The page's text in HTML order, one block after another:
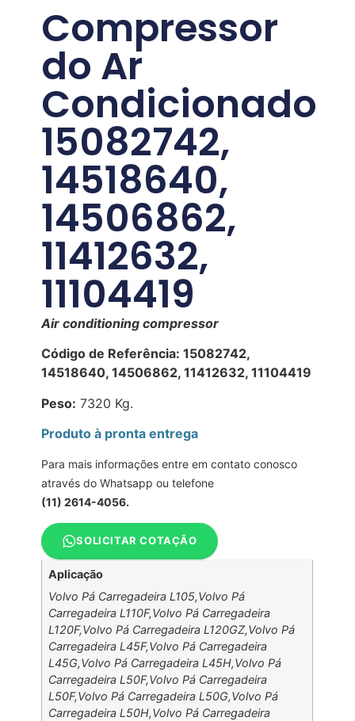
Compressor
do Ar
Condicionado
15082742,
14518640,
14506862,
11412632,
11104419
Air conditioning compressor
Código de Referência: 15082742,
14518640, 14506862, 11412632, 11104419
Peso: 7320 Kg.
Produto à pronta entrega
Para mais informações entre em contato conosco
através do Whatsapp ou telefone
(11) 2614-4056.
SOLICITAR COTAÇÃO
Aplicação
Volvo Pá Carregadeira L105,Volvo Pá
Carregadeira L110F,Volvo Pá Carregadeira
L120F,Volvo Pá Carregadeira L120GZ,Volvo Pá
Carregadeira L45F,Volvo Pá Carregadeira
L45G,Volvo Pá Carregadeira L45H,Volvo Pá
Carregadeira L50F,Volvo Pá Carregadeira
L50F,Volvo Pá Carregadeira L50G,Volvo Pá
Carregadeira L50H,Volvo Pá Carregadeira